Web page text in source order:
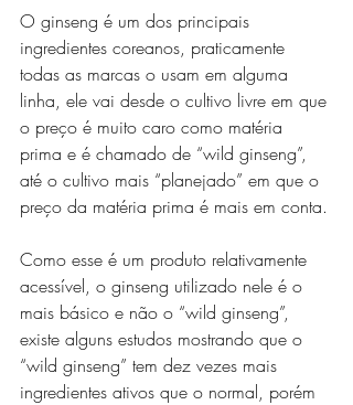
O ginseng é um dos principais
ingredientes coreanos, praticamente
todas as marcas o usam em alguma
linha, ele vai desde o cultivo livre em que
o preço é muito caro como matéria
prima e é chamado de “wild ginseng”,
até o cultivo mais “planejado” em que o
preço da matéria prima é mais em conta.
Como esse é um produto relativamente
acessível, o ginseng utilizado nele é o
mais básico e não o “wild ginseng”,
existe alguns estudos mostrando que o
“wild ginseng” tem dez vezes mais
ingredientes ativos que o normal, porém